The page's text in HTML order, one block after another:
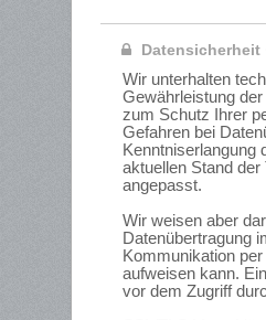
Datensicherheit
Wir unterhalten
Gewährleistung
zum Schutz Ihrer
Gefahren bei
Kenntniserlangung
aktuellen Stand
angepasst.
Wir weisen aber
Datenübertragung
Kommunikation
aufweisen kann.
vor dem Zugriff